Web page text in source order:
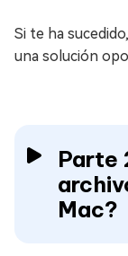
Si te ha
una solución
Parte
Mac?